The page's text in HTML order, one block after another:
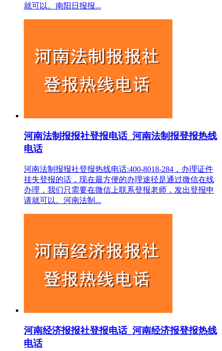
就可以。南阳日报报...
河南法制报报社登报电话_河南法制报登报热线
电话
河南法制报报社登报热线电话:400-8018-284，办理证件
挂失登报的话，现在最方便的办理途径是通过微信在线
办理，我们只需要在微信上联系登报老师，发出登报申
请就可以。河南法制...
河南经济报报社登报电话_河南经济报登报热线
电话